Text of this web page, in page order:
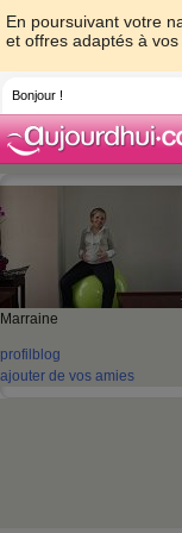
En poursuivant votre
et offres adaptés à vos
Bonjour !
Marraine
profil blog
ajouter de vos amies